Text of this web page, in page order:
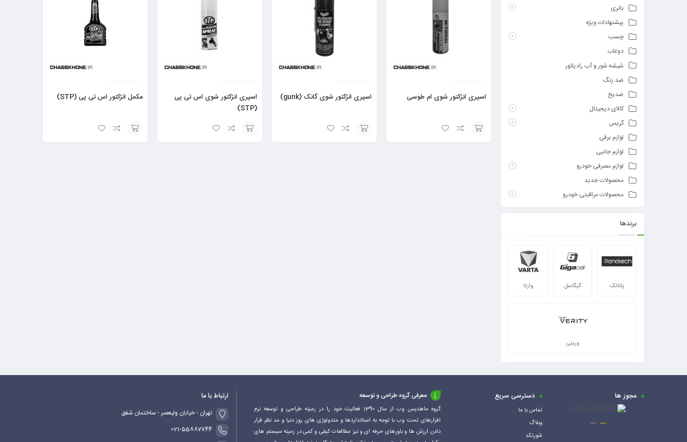
اسپری انژکتور شوی ام طوسی اسپری انژکتور شوی گانک (gunk)
اسپری انژکتور شوی اس تی پی
(STP)
مکمل انژکتور اس تی پی (STP)
باتری
پیشنهادات ویژه
چسب
دوغاب
شیشه شور و آب رادیاتور
ضد زنگ
ضدیخ
کالای دیجیتال
گریس
لوازم برقی
لوازم جانبی
لوازم مصرفی خودرو
محصولات جدید
محصولات مراقبتی خودرو
برندها
پاناتک گیگاسل وارتا
وریتی
مجوز ها دسترسی سریع
تماس با ما
وبلاگ
شورتکد
معرفی گروه طراحی و توسعه
گروه ماهدیس وب از سال 1390 فعالیت خود را در زمینه طراحی و توسعه نرم
افزارهای تحت وب با توجه به استانداردها و متدولوژی های روز دنیا و مد نظر قرار
دادن ارزش ها و باورهای حرفه ای و نیز مطالعات کیفی و کمی در زمینه سیستم های
ارتباط با ما
تهران - خیابان ولیعصر - ساختمان شفق
021-55887744